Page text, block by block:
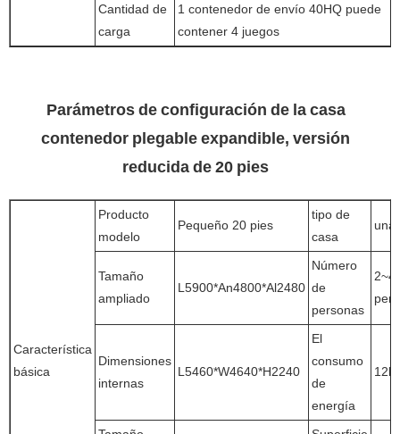
Cantidad de
carga
1 contenedor de envío 40HQ puede
contener 4 juegos
Parámetros de configuración de la casa
contenedor plegable expandible, versión
reducida de 20 pies
Característica
básica
Producto
modelo
Pequeño 20 pies
tipo de
casa
una
Tamaño
ampliado
L5900*An4800*Al2480
Número
de
personas
2~4
Dimensiones
internas
L5460*W4640*H2240
El
consumo
de
energía